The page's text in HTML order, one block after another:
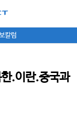
칼럼
.이란.중국과